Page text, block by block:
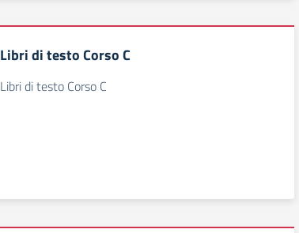
Libri di testo Corso C
Libri di testo Corso C